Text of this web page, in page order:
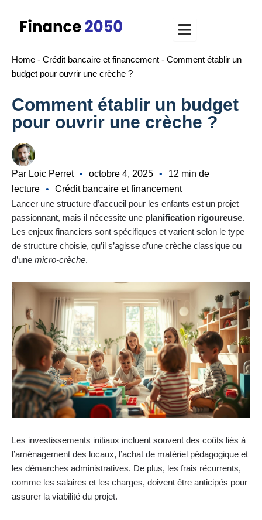
contenu
Home - Crédit bancaire et financement - Comment établir un
budget pour ouvrir une crèche ?
Comment établir un budget
pour ouvrir une crèche ?
Par Loic Perret • octobre 4, 2025 •
12 min de
lecture • Crédit bancaire et financement
Lancer une structure d’accueil pour les enfants est un projet
passionnant, mais il nécessite une planification rigoureuse.
Les enjeux financiers sont spécifiques et varient selon le type
de structure choisie, qu’il s’agisse d’une crèche classique ou
d’une micro-crèche.
Les investissements initiaux incluent souvent des coûts liés à
l’aménagement des locaux, l’achat de matériel pédagogique et
les démarches administratives. De plus, les frais récurrents,
comme les salaires et les charges, doivent être anticipés pour
assurer la viabilité du projet.